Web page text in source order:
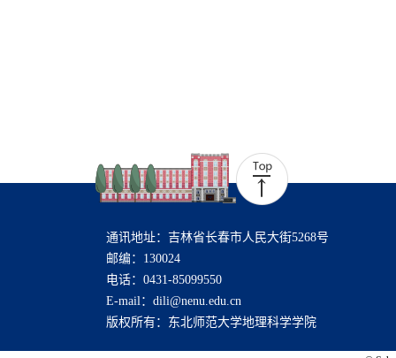
通讯地址：吉林省长春市人民大街5268号
邮编：130024
电话：0431-85099550
E-mail：dili@nenu.edu.cn
版权所有：东北师范大学地理科学学院